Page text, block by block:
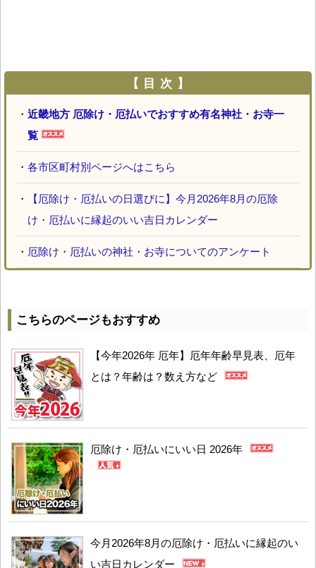
【 目 次 】
・ 近畿地方 厄除け・厄払いでおすすめ有名神社・お寺一
覧
・ 各市区町村別ページへはこちら
・
【厄除け・厄払いの日選びに】今月2026年8月の厄除
け・厄払いに縁起のいい吉日カレンダー
・ 厄除け・厄払いの神社・お寺についてのアンケート
こちらのページもおすすめ
【今年2026年 厄年】厄年年齢早見表、厄年
とは？年齢は？数え方など
厄除け・厄払いにいい日 2026年
今月2026年8月の厄除け・厄払いに縁起のい
い吉日カレンダー